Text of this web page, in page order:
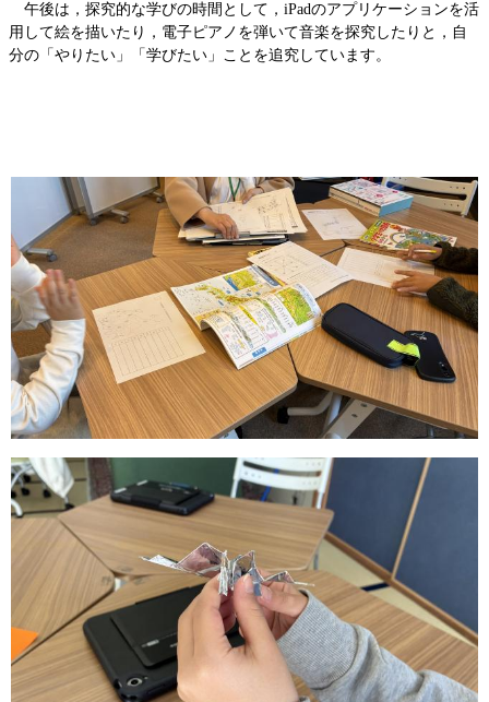
午後は，探究的な学びの時間として，iPadのアプリケーションを活
用して絵を描いたり，電子ピアノを弾いて音楽を探究したりと，自
分の「やりたい」「学びたい」ことを追究しています。